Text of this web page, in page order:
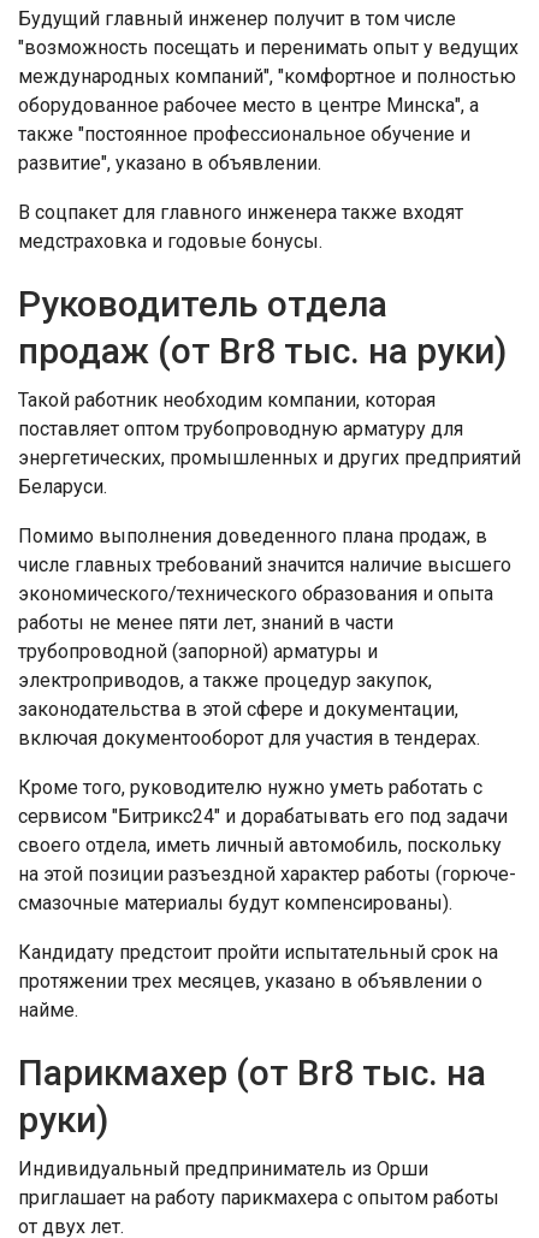
Будущий главный инженер получит в том числе
"возможность посещать и перенимать опыт у ведущих
международных компаний", "комфортное и полностью
оборудованное рабочее место в центре Минска", а
также "постоянное профессиональное обучение и
развитие", указано в объявлении.
В соцпакет для главного инженера также входят
медстраховка и годовые бонусы.
Руководитель отдела
продаж (от Br8 тыс. на руки)
Такой работник необходим компании, которая
поставляет оптом трубопроводную арматуру для
энергетических, промышленных и других предприятий
Беларуси.
Помимо выполнения доведенного плана продаж, в
числе главных требований значится наличие высшего
экономического/технического образования и опыта
работы не менее пяти лет, знаний в части
трубопроводной (запорной) арматуры и
электроприводов, а также процедур закупок,
законодательства в этой сфере и документации,
включая документооборот для участия в тендерах.
Кроме того, руководителю нужно уметь работать с
сервисом "Битрикс24" и дорабатывать его под задачи
своего отдела, иметь личный автомобиль, поскольку
на этой позиции разъездной характер работы (горюче-
смазочные материалы будут компенсированы).
Кандидату предстоит пройти испытательный срок на
протяжении трех месяцев, указано в объявлении о
найме.
Парикмахер (от Br8 тыс. на
руки)
Индивидуальный предприниматель из Орши
приглашает на работу парикмахера с опытом работы
от двух лет.